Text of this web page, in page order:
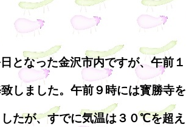
となった金沢市内ですが、午前１
しました。午前９時には寳勝寺を
たが、すでに気温は３０℃を超え